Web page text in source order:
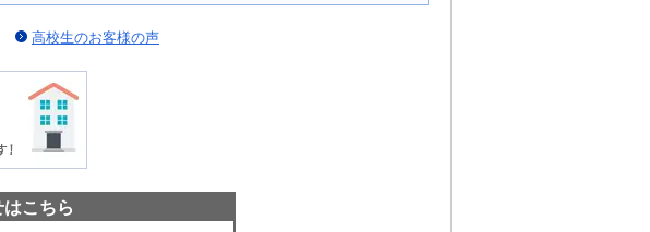
高校生のお客様の声
こちら